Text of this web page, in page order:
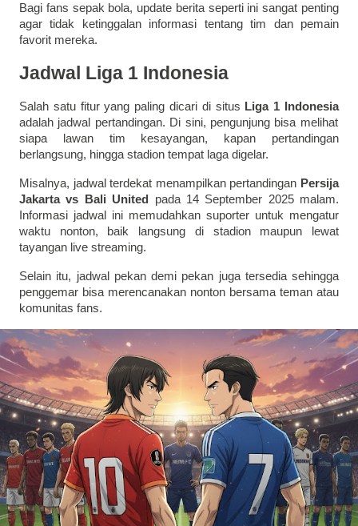
Bagi fans sepak bola, update berita seperti ini sangat penting
agar tidak ketinggalan informasi tentang tim dan pemain
favorit mereka.
Jadwal Liga 1 Indonesia
Salah satu fitur yang paling dicari di situs Liga 1 Indonesia
adalah jadwal pertandingan. Di sini, pengunjung bisa melihat
siapa lawan tim kesayangan, kapan pertandingan
berlangsung, hingga stadion tempat laga digelar.
Misalnya, jadwal terdekat menampilkan pertandingan Persija
Jakarta vs Bali United
pada 14 September 2025 malam.
Informasi jadwal ini memudahkan suporter untuk mengatur
waktu nonton, baik langsung di stadion maupun lewat
tayangan live streaming.
Selain itu, jadwal pekan demi pekan juga tersedia sehingga
penggemar bisa merencanakan nonton bersama teman atau
komunitas fans.